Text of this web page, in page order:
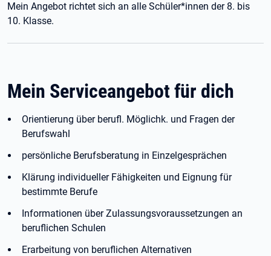
Mein Angebot richtet sich an alle Schüler*innen der 8. bis
10. Klasse.
Mein Serviceangebot für dich
Orientierung über berufl. Möglichk. und Fragen der
Berufswahl
persönliche Berufsberatung in Einzelgesprächen
Klärung individueller Fähigkeiten und Eignung für
bestimmte Berufe
Informationen über Zulassungsvoraussetzungen an
beruflichen Schulen
Erarbeitung von beruflichen Alternativen